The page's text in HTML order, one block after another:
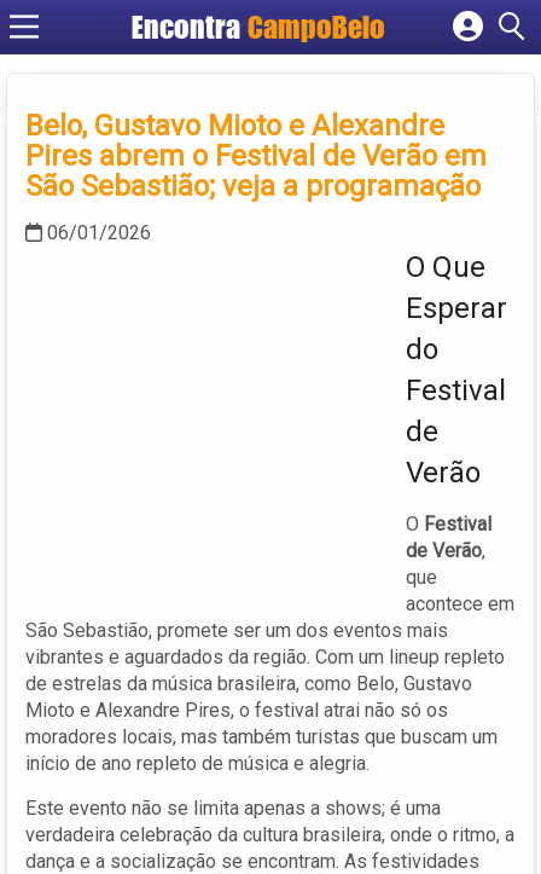
EncontraCampoBelo
Cadastrar empresa
Criar conta
Belo, Gustavo Mioto e Alexandre
Pires abrem o Festival de Verão em
São Sebastião; veja a programação
06/01/2026
O Que
Esperar
do
Festival
de
Verão
O Festival
de Verão,
que
acontece em
São Sebastião, promete ser um dos eventos mais
vibrantes e aguardados da região. Com um lineup repleto
de estrelas da música brasileira, como Belo, Gustavo
Mioto e Alexandre Pires, o festival atrai não só os
moradores locais, mas também turistas que buscam um
início de ano repleto de música e alegria.
Este evento não se limita apenas a shows; é uma
verdadeira celebração da cultura brasileira, onde o ritmo, a
dança e a socialização se encontram. As festividades